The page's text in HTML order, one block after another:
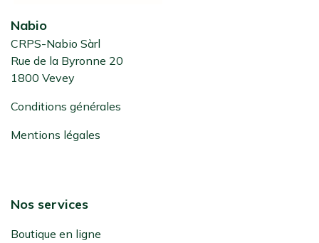
Nabio
CRPS-Nabio Sàrl
Rue de la Byronne 20
1800 Vevey
Conditions générales
Mentions légales
Nos services
Boutique en ligne